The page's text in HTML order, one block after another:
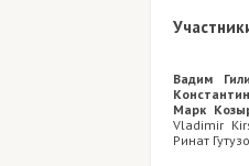
Вадим
Марк
Vladimir
Ринат